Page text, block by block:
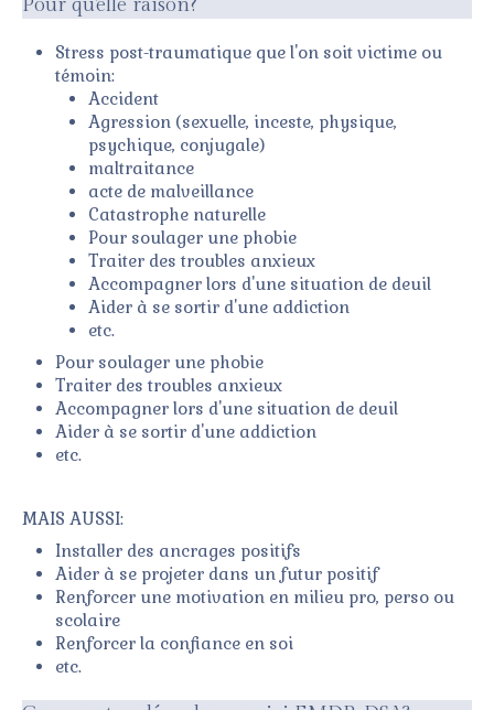
Stress post-traumatique que l'on soit victime ou
témoin:
Accident
Agression (sexuelle, inceste, physique,
psychique, conjugale)
maltraitance
acte de malveillance
Catastrophe naturelle
Pour soulager une phobie
Traiter des troubles anxieux
Accompagner lors d'une situation de deuil
Aider à se sortir d'une addiction
etc.
Pour soulager une phobie
Traiter des troubles anxieux
Accompagner lors d'une situation de deuil
Aider à se sortir d'une addiction
etc.
MAIS AUSSI:
Installer des ancrages positifs
Aider à se projeter dans un futur positif
Renforcer une motivation en milieu pro, perso ou
scolaire
Renforcer la confiance en soi
etc.